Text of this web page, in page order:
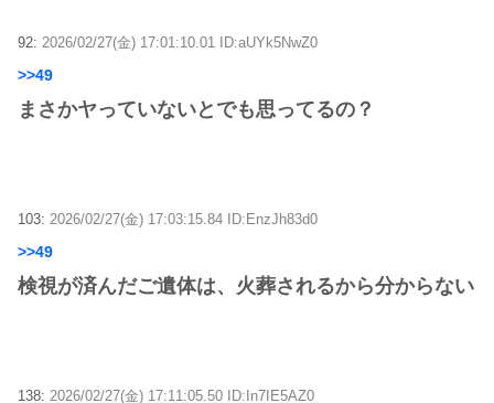
92: 2026/02/27(金) 17:01:10.01 ID:aUYk5NwZ0
>>49
まさかヤっていないとでも思ってるの？
103: 2026/02/27(金) 17:03:15.84 ID:EnzJh83d0
>>49
検視が済んだご遺体は、火葬されるから分からない
138: 2026/02/27(金) 17:11:05.50 ID:In7IE5AZ0